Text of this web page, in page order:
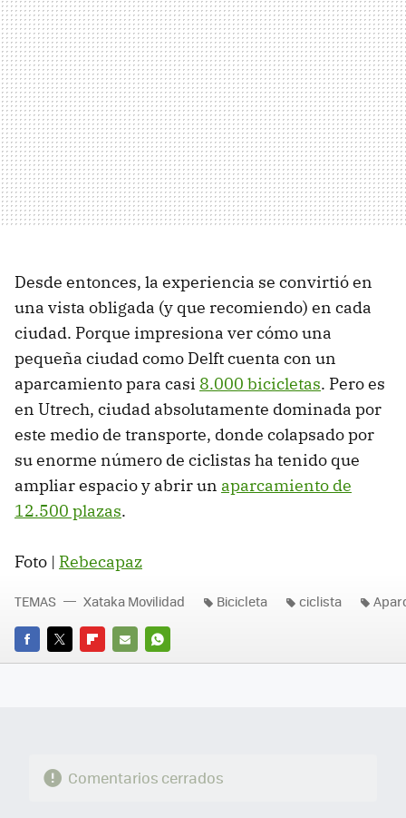
Desde entonces, la experiencia se convirtió en
una vista obligada (y que recomiendo) en cada
ciudad. Porque impresiona ver cómo una
pequeña ciudad como Delft cuenta con un
aparcamiento para casi 8.000 bicicletas. Pero es
en Utrech, ciudad absolutamente dominada por
este medio de transporte, donde colapsado por
su enorme número de ciclistas ha tenido que
ampliar espacio y abrir un aparcamiento de
12.500 plazas.
Foto | Rebecapaz
FACEBOOK
TWITTERFLIPBOARD
E-
WHATSAPP
TEMAS Xataka Movilidad Bicicleta ciclista
Comentarios cerrados